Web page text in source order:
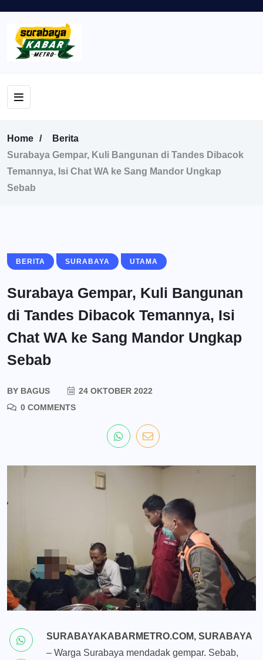
Home
Berita
Surabaya Gempar, Kuli Bangunan di Tandes Dibacok
Temannya, Isi Chat WA ke Sang Mandor Ungkap
Sebab
BERITA SURABAYA UTAMA
Surabaya Gempar, Kuli Bangunan
di Tandes Dibacok Temannya, Isi
Chat WA ke Sang Mandor Ungkap
Sebab
BY BAGUS
24 OKTOBER 2022
0 COMMENTS
SURABAYAKABARMETRO.COM, SURABAYA
– Warga Surabaya mendadak gempar. Sebab,